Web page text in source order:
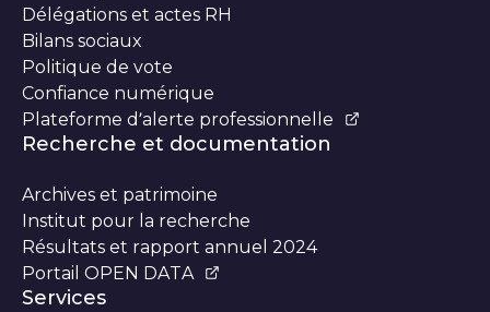
Délégations et actes RH
Bilans sociaux
Politique de vote
Confiance numérique
Plateforme d’alerte professionnelle
Recherche et documentation
Archives et patrimoine
Institut pour la recherche
Résultats et rapport annuel 2024
Portail OPEN DATA
Services